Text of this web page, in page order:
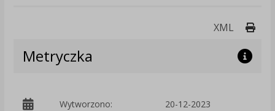
XML
Metryczka
Wytworzono: 20-12-2023